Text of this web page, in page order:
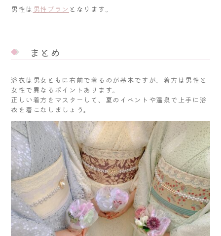
男性は 男性プラン となります。
まとめ
浴衣は男女ともに右前で着るのが基本ですが、着方は男性と
女性で異なるポイントあります。
正しい着方をマスターして、夏のイベントや温泉で上手に浴
衣を着こなしましょう。